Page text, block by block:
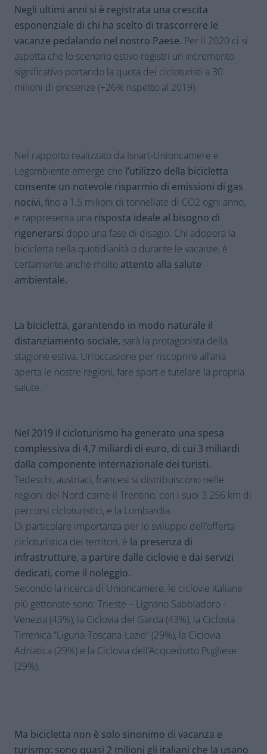
Negli ultimi anni si è registrata una crescita
esponenziale di chi ha scelto di trascorrere le
vacanze pedalando nel nostro Paese. Per il 2020 ci si
aspetta che lo scenario estivo registri un incremento
significativo portando la quota dei cicloturisti a 30
milioni di presenze (+26% rispetto al 2019).
Nel rapporto realizzato da Isnart-Unioncamere e
Legambiente emerge che l’utilizzo della bicicletta
consente un notevole risparmio di emissioni di gas
nocivi, fino a 1,5 milioni di tonnellate di CO2 ogni anno,
e rappresenta una risposta ideale al bisogno di
rigenerarsi dopo una fase di disagio. Chi adopera la
bicicletta nella quotidianità o durante le vacanze, è
certamente anche molto attento alla salute
ambientale.
La bicicletta, garantendo in modo naturale il
distanziamento sociale, sarà la protagonista della
stagione estiva. Un’occasione per riscoprire all’aria
aperta le nostre regioni, fare sport e tutelare la propria
salute.
Nel 2019 il cicloturismo ha generato una spesa
complessiva di 4,7 miliardi di euro, di cui 3 miliardi
dalla componente internazionale dei turisti.
Tedeschi, austriaci, francesi si distribuiscono nelle
regioni del Nord come il Trentino, con i suoi 3.256 km di
percorsi cicloturistici, e la Lombardia.
Di particolare importanza per lo sviluppo dell’offerta
cicloturistica dei territori, è la presenza di
infrastrutture, a partire dalle ciclovie e dai servizi
dedicati, come il noleggio.
Secondo la ricerca di Unioncamere, le ciclovie italiane
più gettonate sono: Trieste – Lignano Sabbiadoro -
Venezia (43%), la Ciclovia del Garda (43%), la Ciclovia
Tirrenica “Liguria-Toscana-Lazio” (29%), la Ciclovia
Adriatica (29%) e la Ciclovia dell’Acquedotto Pugliese
(29%).
Ma bicicletta non è solo sinonimo di vacanza e
turismo: sono quasi 2 milioni gli italiani che la usano